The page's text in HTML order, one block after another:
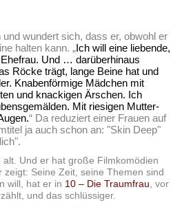
wundert sich, dass er, obwohl er
halten kann. „Ich will eine liebende,
Und … darüberhinaus
Röcke trägt, lange Beine hat und
Knabenförmige Mädchen mit
und knackigen Ärschen. Ich
Mit riesigen Mutter-
“ Da reduziert einer Frauen auf
ja auch schon an: "Skin Deep"
Und er hat große Filmkomödien
zeigt: Seine Zeit, seine Themen sind
will, hat er in 10 – Die Traumfrau , vor
und das schlüssiger.